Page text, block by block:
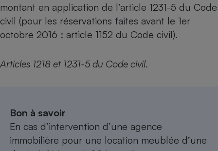
montant en application de l’article 1231-5 du Code
civil (pour les réservations faites avant le 1er
octobre 2016 : article 1152 du Code civil).
Articles 1218 et 1231-5 du Code civil.
Bon à savoir
En cas d’intervention d’une agence
immobilière pour une location meublée d’une